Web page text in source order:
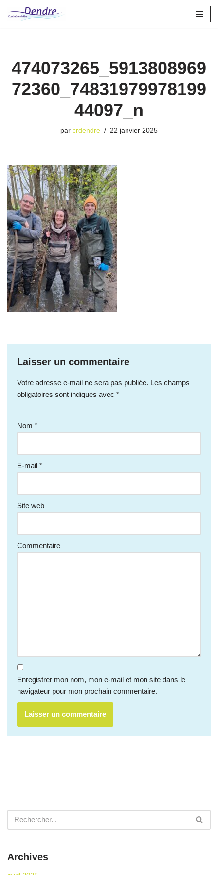
474073265_5913808969
72360_74831979978199
44097_n
par crdendre 22 janvier 2025
Laisser un commentaire
Votre adresse e-mail ne sera pas publiée. Les champs
obligatoires sont indiqués avec *
Nom *
E-mail *
Site web
Commentaire
Enregistrer mon nom, mon e-mail et mon site dans le
navigateur pour mon prochain commentaire.
Archives